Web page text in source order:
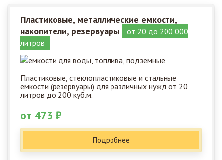
Пластиковые, металлические емкости,
накопители, резервуары
от 20 до 200 000
литров
Пластиковые, стеклопластиковые и стальные
емкости (резервуары) для различных нужд от 20
литров до 200 куб.м.
от 473 ₽
Подробнее